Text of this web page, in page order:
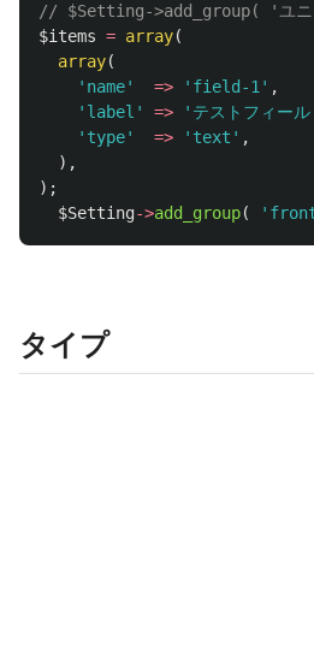
// $Setting->add_group( 'ユニ
$items = array(
array(
'name'
=> 'field-1' ,
'label'
=> 'テストフィー
'type'
=> 'text' ,
),
);
$Setting->add_group(
タイプ